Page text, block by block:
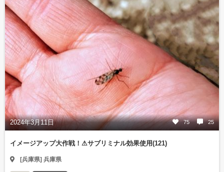
2024年3月11日 75 25
イメージアップ大作戦！⚠サブリミナル効果使用(121)
[兵庫県] 兵庫県